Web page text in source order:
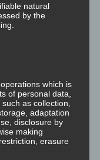
(Raja, Hatha,
schwarz, Kaula,
Time Line
natural
by the
which is
of personal data,
as collection,
adaptation
disclosure by
making
erasure